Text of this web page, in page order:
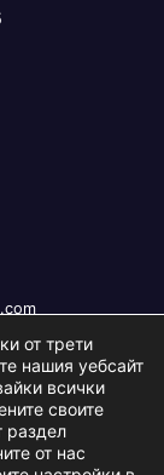
S.I.T Solutions
от трети
нашия уебсайт
всички
своите
раздел
от нас